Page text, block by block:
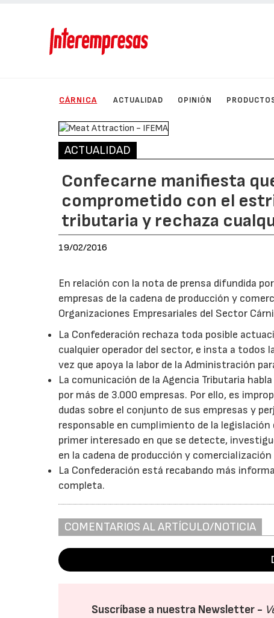
CÁRNICA ACTUALIDAD OPINIÓN
ACTUALIDAD
Confecarne manifiesta
comprometido con el
tributaria y rechaza
19/02/2016
En relación con la nota de prensa difundida
empresas de la cadena de producción y
Organizaciones Empresariales del Sector
La Confederación rechaza toda posible
cualquier operador del sector, e insta a todos
vez que apoya la labor de la Administración
La comunicación de la Agencia Tributaria
por más de 3.000 empresas. Por ello, es
dudas sobre el conjunto de sus empresas y
responsable en cumplimiento de la
primer interesado en que se detecte,
en la cadena de producción y comercialización
La Confederación está recabando más
completa.
COMENTARIOS AL ARTÍCULO/NOTICIA
Suscríbase a nuestra Newsletter -